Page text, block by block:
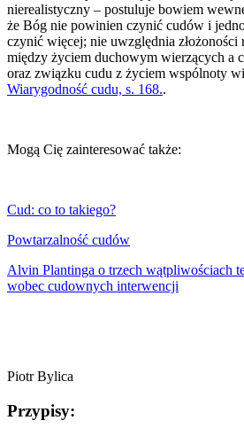
nierealistyczny – postuluje bowiem
że Bóg nie powinien czynić cudów i
czynić więcej; nie uwzględnia złożoności
między życiem duchowym wierzących a
oraz związku cudu z życiem wspólnoty
Wiarygodność cudu, s. 168..
Mogą Cię zainteresować także:
Cud: co to takiego?
Powtarzalność cudów
Alvin Plantinga o trzech wątpliwościach
wobec cudownych interwencji
Piotr Bylica
Przypisy: